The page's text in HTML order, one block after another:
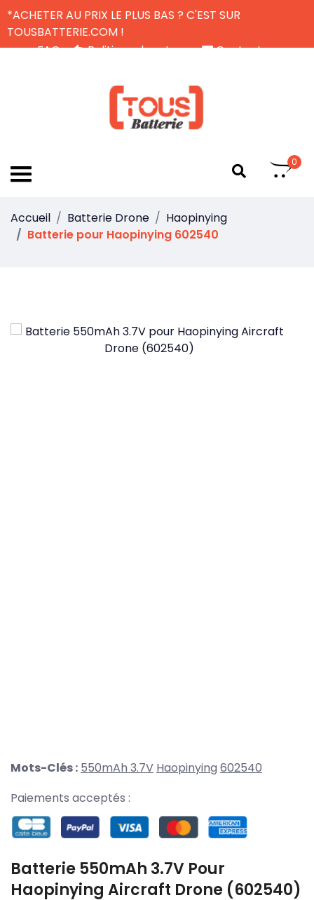
*ACHETER AU PRIX LE PLUS BAS ? C'EST SUR
TOUSBATTERIE.COM !
FAQ
Politique de retour
Contactez-nous
0
Accueil Batterie Drone
Haopinying
Batterie pour Haopinying 602540
Mots-Clés : 550mAh 3.7V Haopinying 602540
Paiements acceptés :
Batterie 550mAh 3.7V Pour
Haopinying Aircraft Drone (602540)